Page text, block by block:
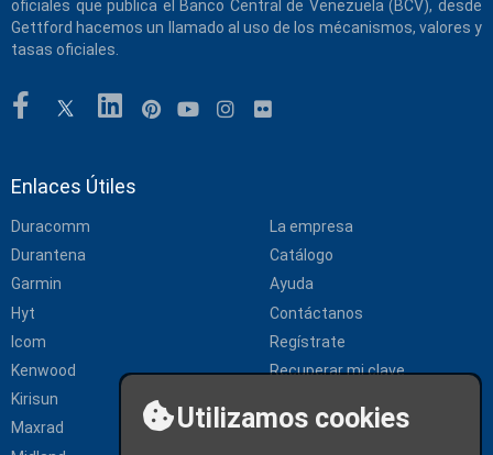
Utilizamos cookies
oficiales que publica el Banco Central de Venezuela (BCV), desde
Gettford hacemos un llamado al uso de los mécanismos, valores y
tasas oficiales.
Enlaces Útiles
Duracomm
Durantena
Garmin
Hyt
Icom
Kenwood
Kirisun
Maxrad
La empresa
Catálogo
Ayuda
Contáctanos
Regístrate
Recuperar mi clave
Política de Devoluciones